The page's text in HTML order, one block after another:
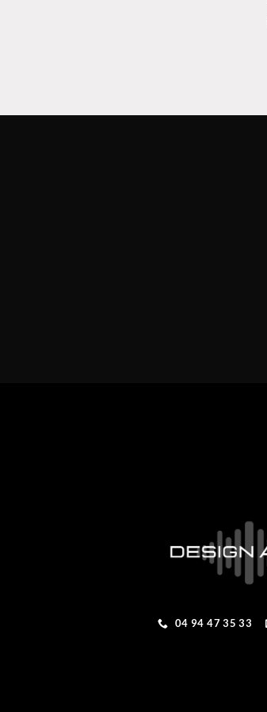
04 94 47 35 33